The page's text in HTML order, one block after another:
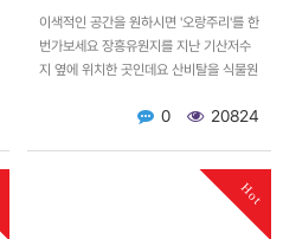
이색적인 공간을 원하시면 '오랑주리'를 한
번가보세요 장흥유원지를 지난 기산저수
지 옆에 위치한 곳인데요 산비탈을 식물원
카페로 한참유명했던 부근…
0 20824
Hot